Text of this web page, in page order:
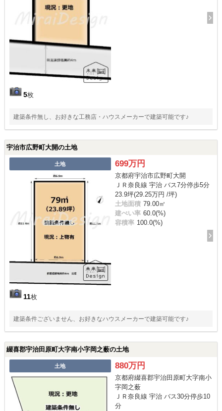
5枚
建築条件無し、お好きな工務店・ハウスメーカーで建築可能です♪
宇治市広野町大開の土地
土地
11枚
699万円
京都府宇治市広野町大開
ＪＲ奈良線 宇治 バス7分停歩5分
23.9坪(29.25万円 /坪)
土地面積 79.00㎡
建ぺい率 60.0(%)
容積率 100.0(%)
建築条件ございません、お好きなハウスメーカーで建築可能です♪
綴喜郡宇治田原町大字南小字岡之薮の土地
土地 880万円
京都府綴喜郡宇治田原町大字南小
字岡之薮
ＪＲ奈良線 宇治 バス30分停歩10
分